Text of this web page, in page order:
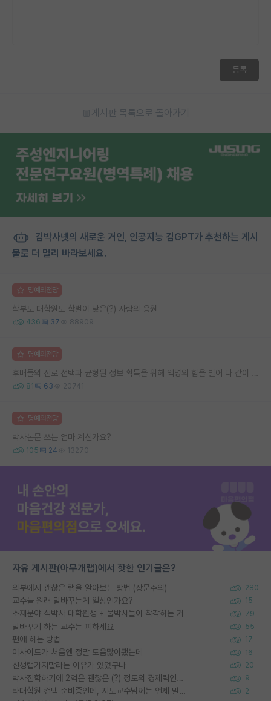
등록
게시판 목록으로 돌아가기
김박사넷의 새로운 거인, 인공지능 김GPT가 추천하는 게시
물로 더 멀리 바라보세요.
명예의전당
학부도 대학원도 학벌이 낮은(?) 사람의 응원
436 37 88909
명예의전당
후배들의 진로 선택과 균형된 정보 획득을 위해 익명의 힘을 빌어 다 같이 연봉 공개 타임 한번 갖는 것 어때요?
81 63 20741
명예의전당
박사논문 쓰는 엄마 계신가요?
105 24 13270
자유 게시판(아무개랩)에서 핫한 인기글은?
외부에서 괜찮은 랩을 알아보는 방법 (장문주의) 280
교수들 원래 말바꾸는게 일상인가요? 15
소재분야 석박사 대학원생 + 물박사들이 착각하는 거 79
말바꾸기 하는 교수는 피하세요 55
편애 하는 방법 17
이사이트가 처음엔 정말 도움많이됐는데 16
신생랩가지말라는 이유가 있었구나 20
박사진학하기에 2억은 괜찮은 (?) 정도의 경제력인가요 9
타대학원 컨텍 준비중인데, 지도교수님께는 언제 말씀드려야 할까요? 2